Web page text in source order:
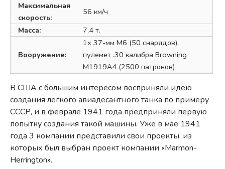
Максимальная
скорость:
56 км/ч
Масса:
7,4 т.
Вооружение:
1х 37-мм M6 (50 снарядов),
пулемет .30 калибра Browning
M1919A4 (2500 патронов)
В США с большим интересом восприняли идею
создания легкого авиадесантного танка по примеру
СССР, и в феврале 1941 года предприняли первую
попытку создания такой машины. Уже в мае 1941
года 3 компании представили свои проекты, из
которых был выбран проект компании «Marmon-
Herrington».